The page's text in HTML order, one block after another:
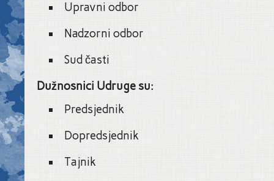
Upravni odbor
Nadzorni odbor
Sud časti
Dužnosnici Udruge su:
Predsjednik
Dopredsjednik
Tajnik